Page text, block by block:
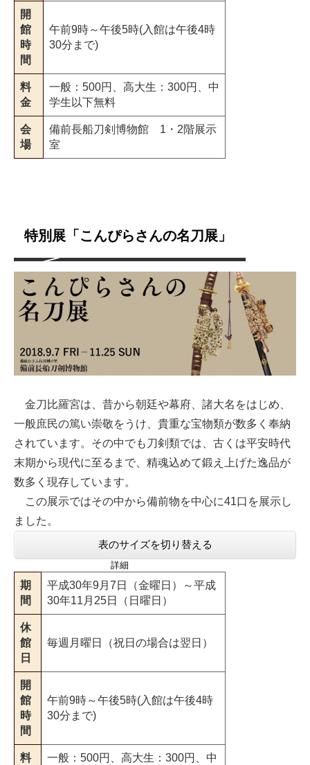
開
館
時
間
午前9時～午後5時(入館は午後4時
30分まで)
料
金
一般：500円、高大生：300円、中
学生以下無料
会
場
備前長船刀剣博物館 1・2階展示
室
特別展「こんぴらさんの名刀展」
金刀比羅宮は、昔から朝廷や幕府、諸大名をはじめ、
一般庶民の篤い崇敬をうけ、貴重な宝物類が数多く奉納
されています。その中でも刀剣類では、古くは平安時代
末期から現代に至るまで、精魂込めて鍛え上げた逸品が
数多く現存しています。
この展示ではその中から備前物を中心に41口を展示し
ました。
表のサイズを切り替える
詳細
期
間
平成30年9月7日（金曜日）～平成
30年11月25日（日曜日）
休
館
日
毎週月曜日（祝日の場合は翌日）
開
館
時
間
午前9時～午後5時(入館は午後4時
30分まで)
料 一般：500円、高大生：300円、中